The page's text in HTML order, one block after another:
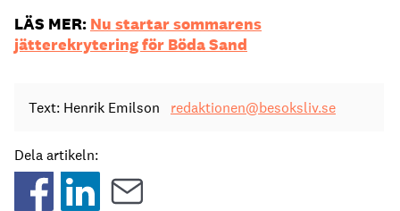
LÄS MER: Nu startar sommarens
jätterekrytering för Böda Sand
Text: Henrik Emilson redaktionen@besoksliv.se
Dela artikeln: